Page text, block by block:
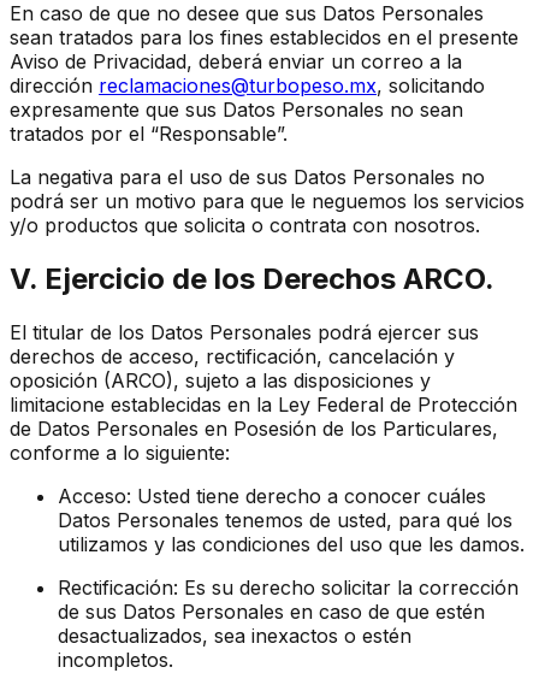
En caso de que no desee que sus Datos Personales
sean tratados para los fines establecidos en el presente
Aviso de Privacidad, deberá enviar un correo a la
dirección reclamaciones@turbopeso.mx, solicitando
expresamente que sus Datos Personales no sean
tratados por el “Responsable”.
La negativa para el uso de sus Datos Personales no
podrá ser un motivo para que le neguemos los servicios
y/o productos que solicita o contrata con nosotros.
V. Ejercicio de los Derechos ARCO.
El titular de los Datos Personales podrá ejercer sus
derechos de acceso, rectificación, cancelación y
oposición (ARCO), sujeto a las disposiciones y
limitacione establecidas en la Ley Federal de Protección
de Datos Personales en Posesión de los Particulares,
conforme a lo siguiente:
Acceso: Usted tiene derecho a conocer cuáles
Datos Personales tenemos de usted, para qué los
utilizamos y las condiciones del uso que les damos.
Rectificación: Es su derecho solicitar la corrección
de sus Datos Personales en caso de que estén
desactualizados, sea inexactos o estén
incompletos.